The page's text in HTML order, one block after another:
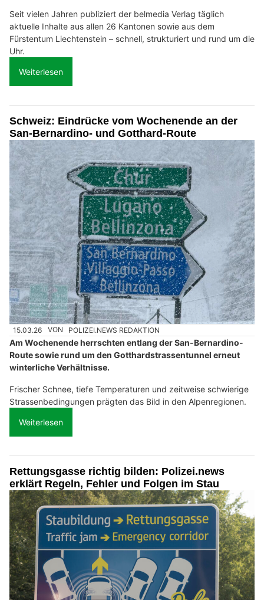
Seit vielen Jahren publiziert der belmedia Verlag täglich
aktuelle Inhalte aus allen 26 Kantonen sowie aus dem
Fürstentum Liechtenstein – schnell, strukturiert und rund um die
Uhr.
Weiterlesen
Schweiz: Eindrücke vom Wochenende an der
San-Bernardino- und Gotthard-Route
15.03.26 VON POLIZEI.NEWS REDAKTION
Am Wochenende herrschten entlang der San-Bernardino-
Route sowie rund um den Gotthardstrassentunnel erneut
winterliche Verhältnisse.
Frischer Schnee, tiefe Temperaturen und zeitweise schwierige
Strassenbedingungen prägten das Bild in den Alpenregionen.
Weiterlesen
Rettungsgasse richtig bilden: Polizei.news
erklärt Regeln, Fehler und Folgen im Stau